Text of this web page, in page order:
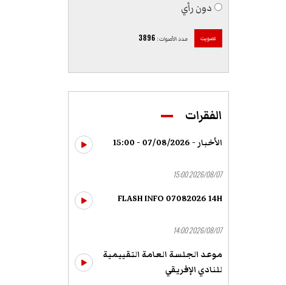
دون رأي
تصويت عدد الأصوات:
3896
الفقرات
الأخبار - 07/08/2026 - 15:00
2026/08/07 15:00
FLASH INFO 07082026 14H
2026/08/07 14:00
موعد الجلسة العامة التقييمية
للنادي الإفريقي